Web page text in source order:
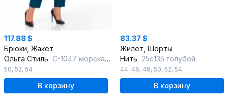
117.88 $
Брюки, Жакет
Ольга Стиль С-1047 морская-волна
50, 52, 54
В корзину
83.37 $
Жилет, Шорты
Нить 25с135 голубой
44, 46, 48, 50, 52, 54
В корзину